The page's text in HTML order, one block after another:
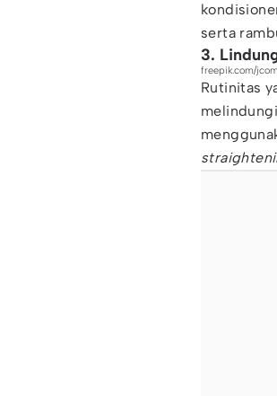
serta
3.
freepik.com/
Rutinitas